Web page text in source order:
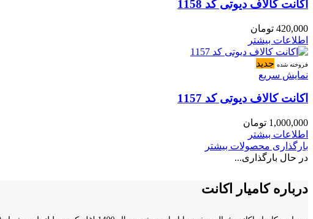
اکانت کالاف دیوتی کد 1158
420,000 تومان
اطلاعات بیشتر
فروخته شده جدید
نمایش سریع
اکانت کالاف دیوتی کد 1157
1,000,000 تومان
اطلاعات بیشتر
بارگذاری محصولات بیشتر
در حال بارگذاری...
درباره کامیار اکانت